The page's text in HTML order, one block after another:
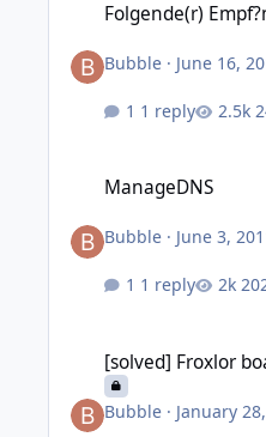
Folgende(r)
Bubble · June 16,
1 reply
ManageDNS
Bubble · June 3,
1 reply
[solved] Froxlor
Bubble · January